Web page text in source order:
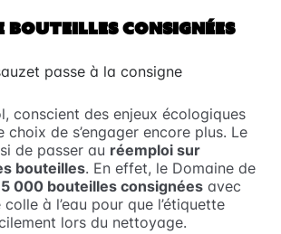
BOUTEILLES CONSIGNÉES
conscient des enjeux écologiques
de s’engager encore plus. Le
de passer au réemploi sur
bouteilles. En effet, le Domaine de
5 000 bouteilles consignées avec
à l’eau pour que l’étiquette
lors du nettoyage.